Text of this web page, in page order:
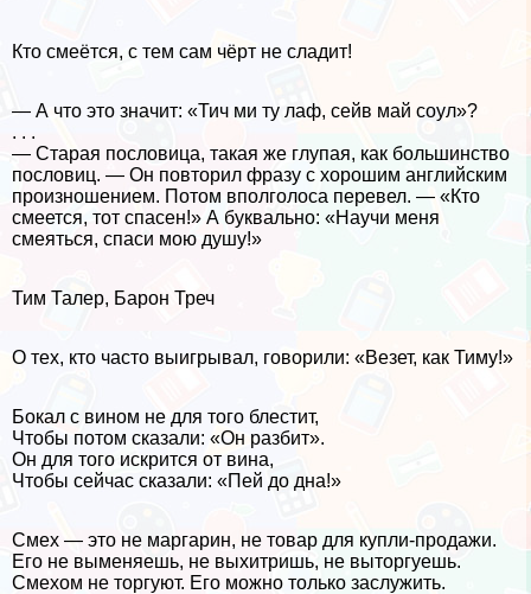
Кто смеётся, с тем сам чёрт не сладит!
— А что это значит: «Тич ми ту лаф, сейв май соул»?
. . .
— Старая пословица, такая же глупая, как большинство
пословиц. — Он повторил фразу с хорошим английским
произношением. Потом вполголоса перевел. — «Кто
смеется, тот спасен!» А буквально: «Научи меня
смеяться, спаси мою душу!»
Тим Талер, Барон Треч
О тех, кто часто выигрывал, говорили: «Везет, как Тиму!»
Бокал с вином не для того блестит,
Чтобы потом сказали: «Он разбит».
Он для того искрится от вина,
Чтобы сейчас сказали: «Пей до дна!»
Смех — это не маргарин, не товар для купли-продажи.
Его не выменяешь, не выхитришь, не выторгуешь.
Смехом не торгуют. Его можно только заслужить.